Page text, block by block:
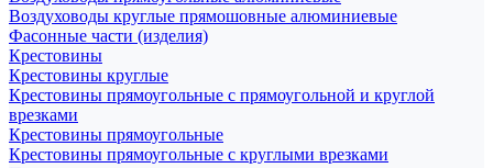
Воздуховоды круглые прямошовные алюминиевые
Фасонные части (изделия)
Крестовины
Крестовины круглые
Крестовины прямоугольные с прямоугольной и круглой
врезками
Крестовины прямоугольные
Крестовины прямоугольные с круглыми врезками